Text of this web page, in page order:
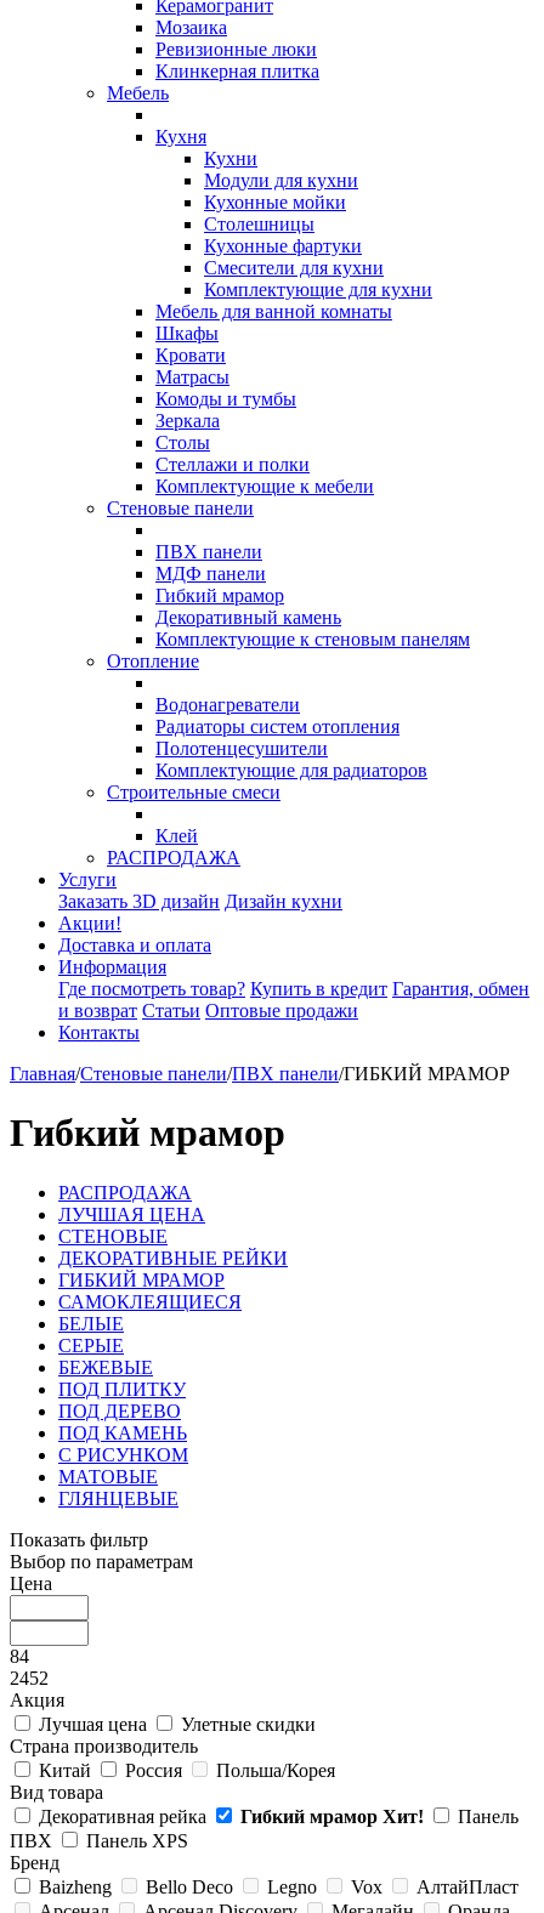
Керамогранит
Мозаика
Ревизионные люки
Клинкерная плитка
Мебель
Кухня
Кухни
Модули для кухни
Кухонные мойки
Столешницы
Кухонные фартуки
Смесители для кухни
Комплектующие для кухни
Мебель для ванной комнаты
Шкафы
Кровати
Матрасы
Комоды и тумбы
Зеркала
Столы
Стеллажи и полки
Комплектующие к мебели
Стеновые панели
ПВХ панели
МДФ панели
Гибкий мрамор
Декоративный камень
Комплектующие к стеновым панелям
Отопление
Водонагреватели
Радиаторы систем отопления
Полотенцесушители
Комплектующие для радиаторов
Строительные смеси
Клей
РАСПРОДАЖА
Услуги
Заказать 3D дизайн Дизайн кухни
Акции!
Доставка и оплата
Информация
Где посмотреть товар? Купить в кредит Гарантия, обмен
и возврат Статьи Оптовые продажи
Контакты
Главная/Стеновые панели/ПВХ панели/ГИБКИЙ МРАМОР
Гибкий мрамор
РАСПРОДАЖА
ЛУЧШАЯ ЦЕНА
СТЕНОВЫЕ
ДЕКОРАТИВНЫЕ РЕЙКИ
ГИБКИЙ МРАМОР
САМОКЛЕЯЩИЕСЯ
БЕЛЫЕ
СЕРЫЕ
БЕЖЕВЫЕ
ПОД ПЛИТКУ
ПОД ДЕРЕВО
ПОД КАМЕНЬ
С РИСУНКОМ
МАТОВЫЕ
ГЛЯНЦЕВЫЕ
Показать фильтр
Выбор по параметрам
Цена
84
2452
Акция
Лучшая цена
Улетные скидки
Страна производитель
Китай
Россия
Польша/Корея
Вид товара
Декоративная рейка
Гибкий мрамор Хит!
Панель
ПВХ
Панель XPS
Бренд
Baizheng
Bello Deco Legno Vox
АлтайПласт